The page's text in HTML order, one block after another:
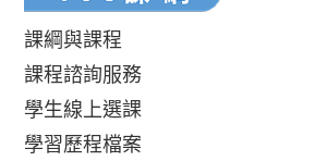
課綱與課程
課程諮詢服務
學生線上選課
學習歷程檔案